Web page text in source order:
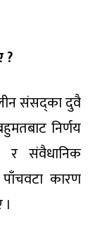
?
संसद्का दुवै
निर्णय
र संवैधानिक
कारण